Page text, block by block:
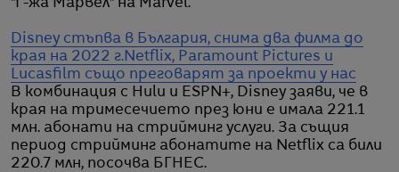
"Г-жа Марвел" на Marvel.
Disney стъпва в България, снима два филма до
края на 2022 г.Netflix, Paramount Pictures и
Lucasfilm също преговарят за проекти у нас
В комбинация с Hulu и ESPN+, Disney заяви, че в
края на тримесечието през юни е имала 221.1
млн. абонати на стрийминг услуги. За същия
период стрийминг абонатите на Netflix са били
220.7 млн, посочва БГНЕС.